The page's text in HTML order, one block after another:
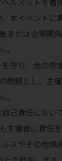
本イベントに
または会場関
。
守り、他の参
問題とし、主
。
己責任におい
主催者に責任を
スやその他傷